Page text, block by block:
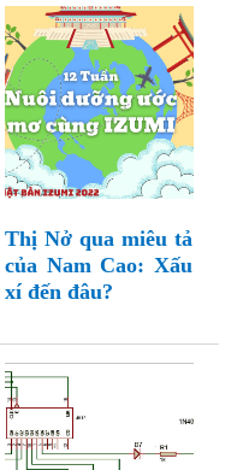
Thị Nở qua miêu tả
của Nam Cao: Xấu
xí đến đâu?